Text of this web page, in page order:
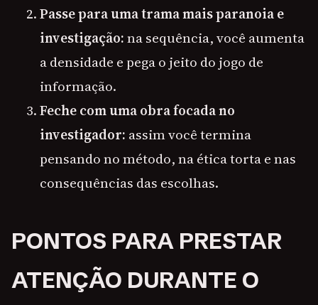
Passe para uma trama mais paranoia e
investigação:na sequência, você aumenta
a densidade e pega o jeito do jogo de
informação.
Feche com uma obra focada no
investigador: assim você termina
pensando no método, na ética torta e nas
consequências das escolhas.
PONTOS PARA PRESTAR
ATENÇÃO DURANTE O